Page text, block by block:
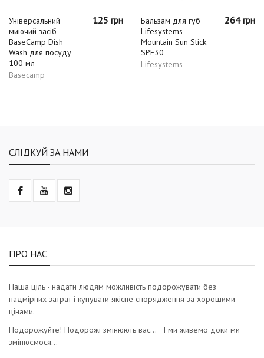
Універсальний
миючий засіб
BaseCamp Dish
Wash для посуду
100 мл
Basecamp
125 грн
Бальзам для губ
Lifesystems
Mountain Sun Stick
SPF30
Lifesystems
264 грн
СЛІДКУЙ ЗА НАМИ
ПРО НАС
Наша ціль - надати людям можливість подорожувати без
надмірних затрат і купувати якісне спорядження за хорошими
цінами.
Подорожуйте! Подорожі змінюють вас… І ми живемо доки ми
змінюємося…